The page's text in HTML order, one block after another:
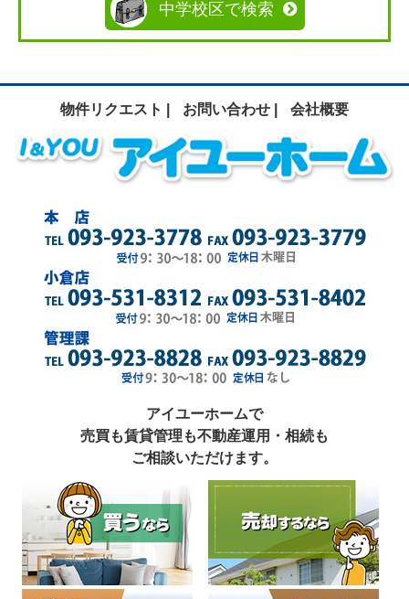
中学校区で検索
物件リクエスト | お問い合わせ | 会社概要
アイユーホームで
売買も賃貸管理も不動産運用・相続も
ご相談いただけます。